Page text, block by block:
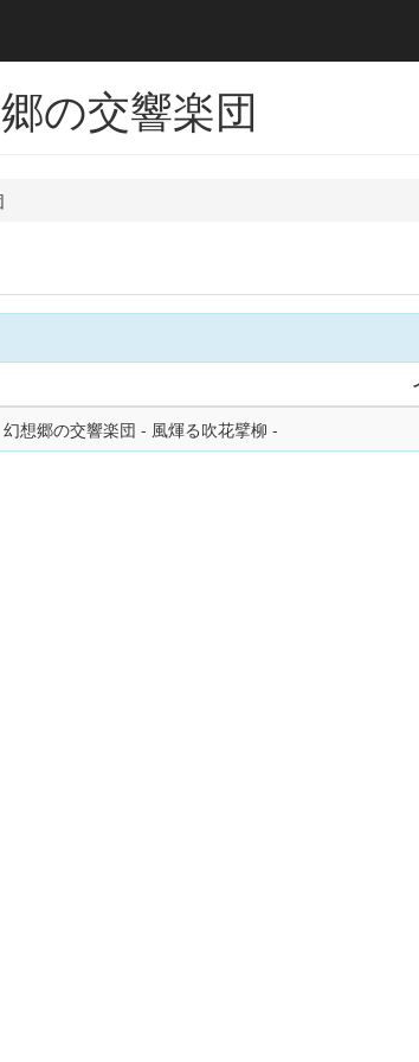
の交響楽団
幻想郷の交響楽団 - 風煇る吹花擘柳 -